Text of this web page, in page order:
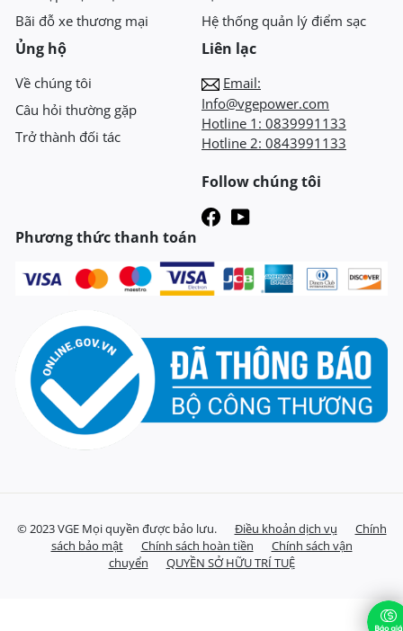
Bãi đỗ xe thương mại
Hệ thống quản lý điểm sạc
Ủng hộ
Về chúng tôi
Câu hỏi thường gặp
Trở thành đối tác
Liên lạc
Email:
Info@vgepower.com
Hotline 1: 0839991133
Hotline 2: 0843991133
Follow chúng tôi
Phương thức thanh toán
© 2023 VGE Mọi quyền được bảo lưu. Điều khoản dịch vụ
Chính
sách bảo mật
Chính sách hoàn tiền
Chính sách vận
chuyển
QUYỀN SỞ HỮU TRÍ TUỆ